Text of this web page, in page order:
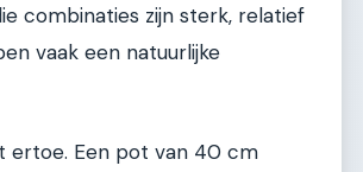
combinaties zijn sterk, relatief
vaak een natuurlijke
ertoe. Een pot van 40 cm